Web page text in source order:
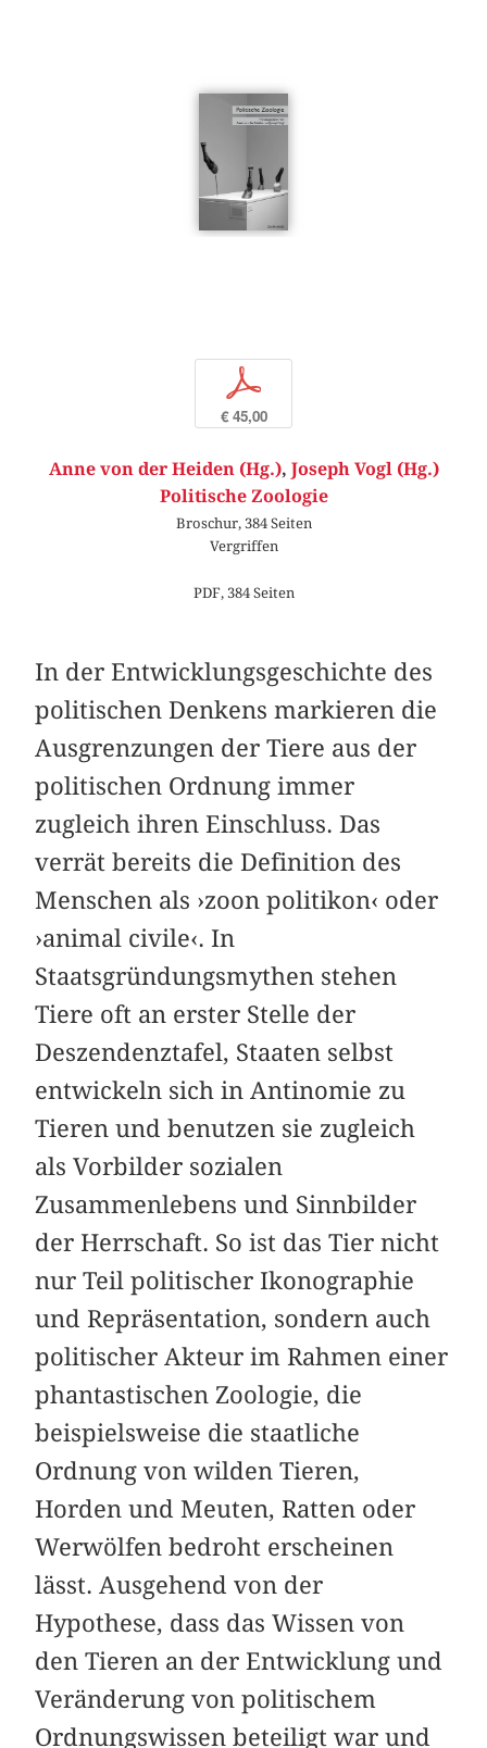
p
€ 45,00
Anne von der Heiden (Hg.), Joseph Vogl (Hg.)
Politische Zoologie
Broschur, 384 Seiten
Vergriffen
PDF, 384 Seiten
In der Entwicklungsgeschichte des
politischen Denkens markieren die
Ausgrenzungen der Tiere aus der
politischen Ordnung immer
zugleich ihren Einschluss. Das
verrät bereits die Definition des
Menschen als ›zoon politikon‹ oder
›animal civile‹. In
Staatsgründungsmythen stehen
Tiere oft an erster Stelle der
Deszendenztafel, Staaten selbst
entwickeln sich in Antinomie zu
Tieren und benutzen sie zugleich
als Vorbilder sozialen
Zusammenlebens und Sinnbilder
der Herrschaft. So ist das Tier nicht
nur Teil politischer Ikonographie
und Repräsentation, sondern auch
politischer Akteur im Rahmen einer
phantastischen Zoologie, die
beispielsweise die staatliche
Ordnung von wilden Tieren,
Horden und Meuten, Ratten oder
Werwölfen bedroht erscheinen
lässt. Ausgehend von der
Hypothese, dass das Wissen von
den Tieren an der Entwicklung und
Veränderung von politischem
Ordnungswissen beteiligt war und